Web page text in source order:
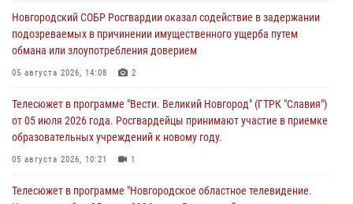
Новгородский СОБР Росгвардии оказал содействие в задержании
подозреваемых в причинении имущественного ущерба путем
обмана или злоупотребления доверием
05 августа 2026, 14:08 2
Телесюжет в программе "Вести. Великий Новгород" (ГТРК "Славия")
от 05 июля 2026 года. Росгвардейцы принимают участие в приемке
образовательных учреждений к новому году.
05 августа 2026, 10:21 1
Телесюжет в программе "Новгородское областное телевидение.